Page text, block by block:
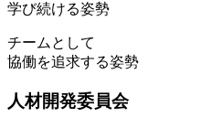
学び続ける姿勢
チームとして
協働を追求する姿勢
人材開発委員会